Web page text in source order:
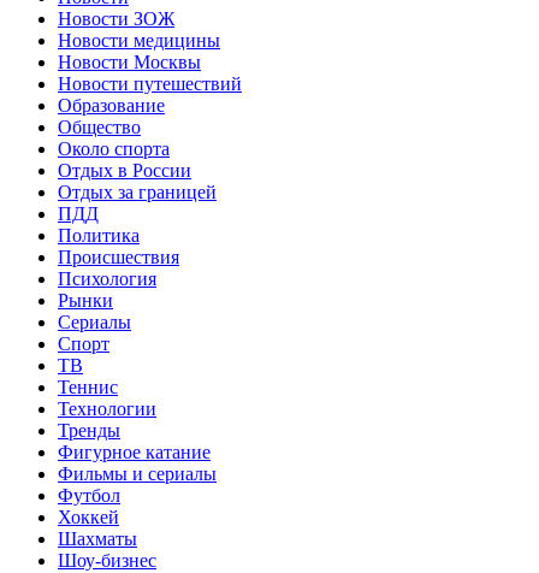
Новости ЗОЖ
Новости медицины
Новости Москвы
Новости путешествий
Образование
Общество
Около спорта
Отдых в России
Отдых за границей
ПДД
Политика
Происшествия
Психология
Рынки
Сериалы
Спорт
ТВ
Теннис
Технологии
Тренды
Фигурное катание
Фильмы и сериалы
Футбол
Хоккей
Шахматы
Шоу-бизнес